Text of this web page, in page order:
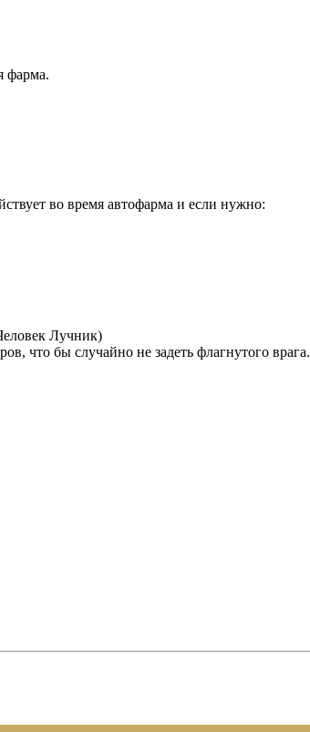
фарма.
во время автофарма и если нужно:
Лучник)
что бы случайно не задеть флагнутого врага.